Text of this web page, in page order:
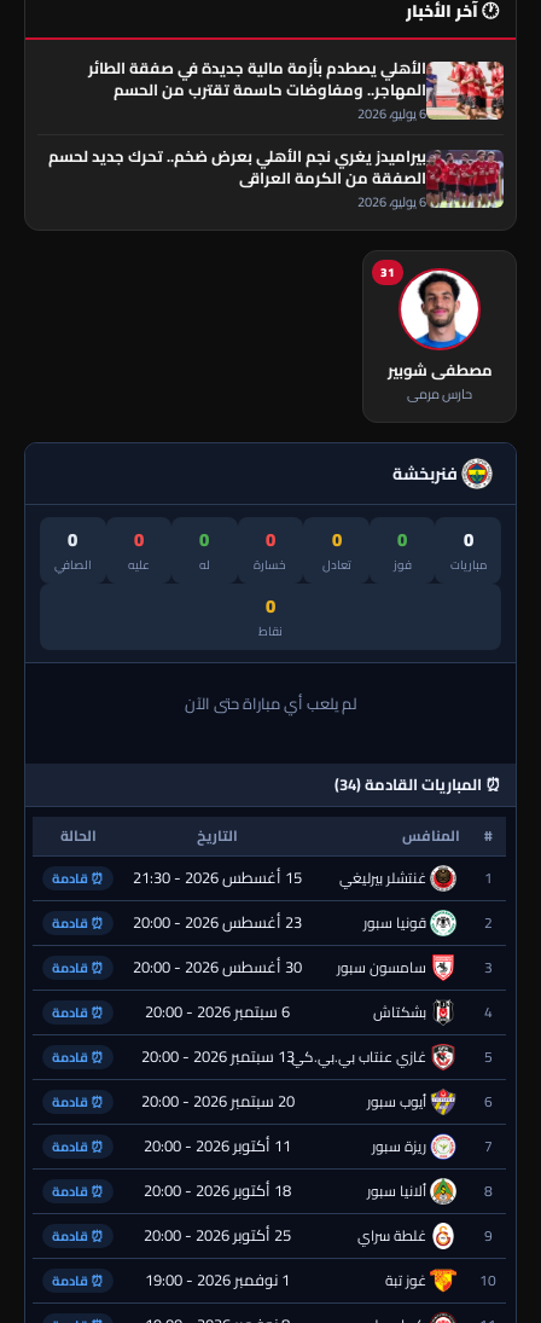
🕐 آخر الأخبار
الأهلي يصطدم بأزمة مالية جديدة في صفقة الطائر
المهاجر.. ومفاوضات حاسمة تقترب من الحسم
6 يوليو، 2026
بيراميدز يغري نجم الأهلي بعرض ضخم.. تحرك جديد لحسم
الصفقة من الكرمة العراقي
6 يوليو، 2026
31
مصطفى شوبير
حارس مرمى
فنربخشة
0
مباريات
0
فوز
0
تعادل
0
خسارة
0
له
0
عليه
0
الصافي
0
نقاط
لم يلعب أي مباراة حتى الآن
⏰ المباريات القادمة (34)
# المنافس التاريخ
الحالة
1
غنتشلر بيرليغي 15 أغسطس 2026 - 21:30 ⏰ قادمة
2 قونيا سبور 23 أغسطس 2026 - 20:00 ⏰ قادمة
3 سامسون سبور 30 أغسطس 2026 - 20:00 ⏰ قادمة
4 بشكتاش 6 سبتمبر 2026 - 20:00 ⏰ قادمة
5 غازي عنتاب بي.بي.كي.13 سبتمبر 2026 - 20:00 ⏰ قادمة
6 أيوب سبور 20 سبتمبر 2026 - 20:00 ⏰ قادمة
7 ريزة سبور 11 أكتوبر 2026 - 20:00 ⏰ قادمة
8 ألانيا سبور 18 أكتوبر 2026 - 20:00 ⏰ قادمة
9 غلطة سراي 25 أكتوبر 2026 - 20:00 ⏰ قادمة
10 غوز تبة 1 نوفمبر 2026 - 19:00 ⏰ قادمة